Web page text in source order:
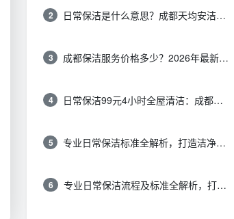
2 日常保洁是什么意思？成都天均安洁带你快速区分“日常vs深度vs开荒”
3 成都保洁服务价格多少？2026年最新报价表来了，这一篇看透所有费用
4 日常保洁99元4小时全屋清洁：成都天均安洁保洁超值服务全解析
5 专业日常保洁标准全解析，打造洁净舒适生活空间
6 专业日常保洁流程及标准全解析，打造洁净舒适环境